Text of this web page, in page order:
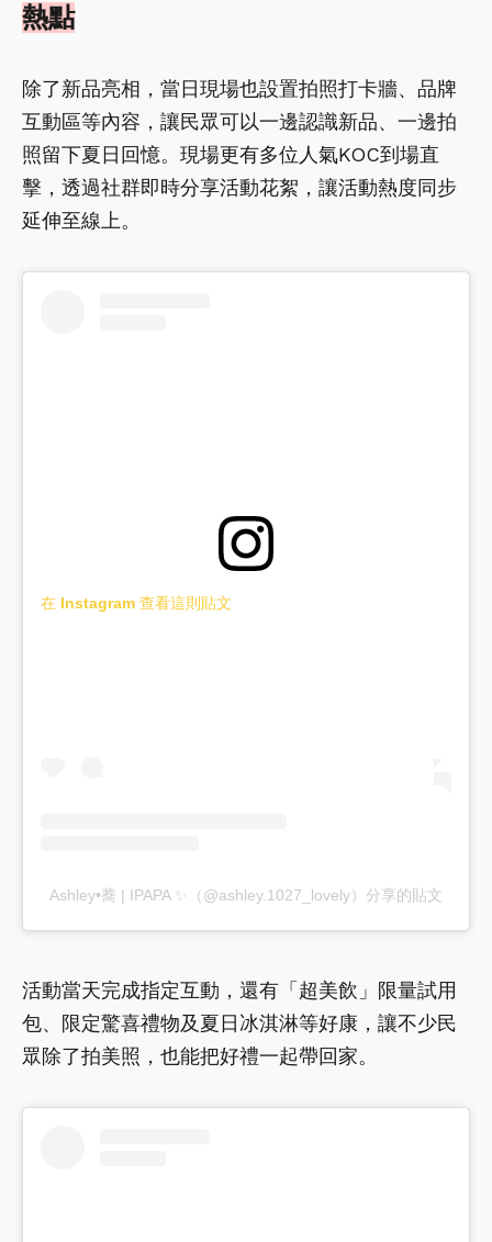
熱點
除了新品亮相，當日現場也設置拍照打卡牆、品牌
互動區等內容，讓民眾可以一邊認識新品、一邊拍
照留下夏日回憶。現場更有多位人氣KOC到場直
擊，透過社群即時分享活動花絮，讓活動熱度同步
延伸至線上。
在 Instagram 查看這則貼文
Ashley•蕎 | IPAPA ✨（@ashley.1027_lovely）分享的貼文
活動當天完成指定互動，還有「超美飲」限量試用
包、限定驚喜禮物及夏日冰淇淋等好康，讓不少民
眾除了拍美照，也能把好禮一起帶回家。